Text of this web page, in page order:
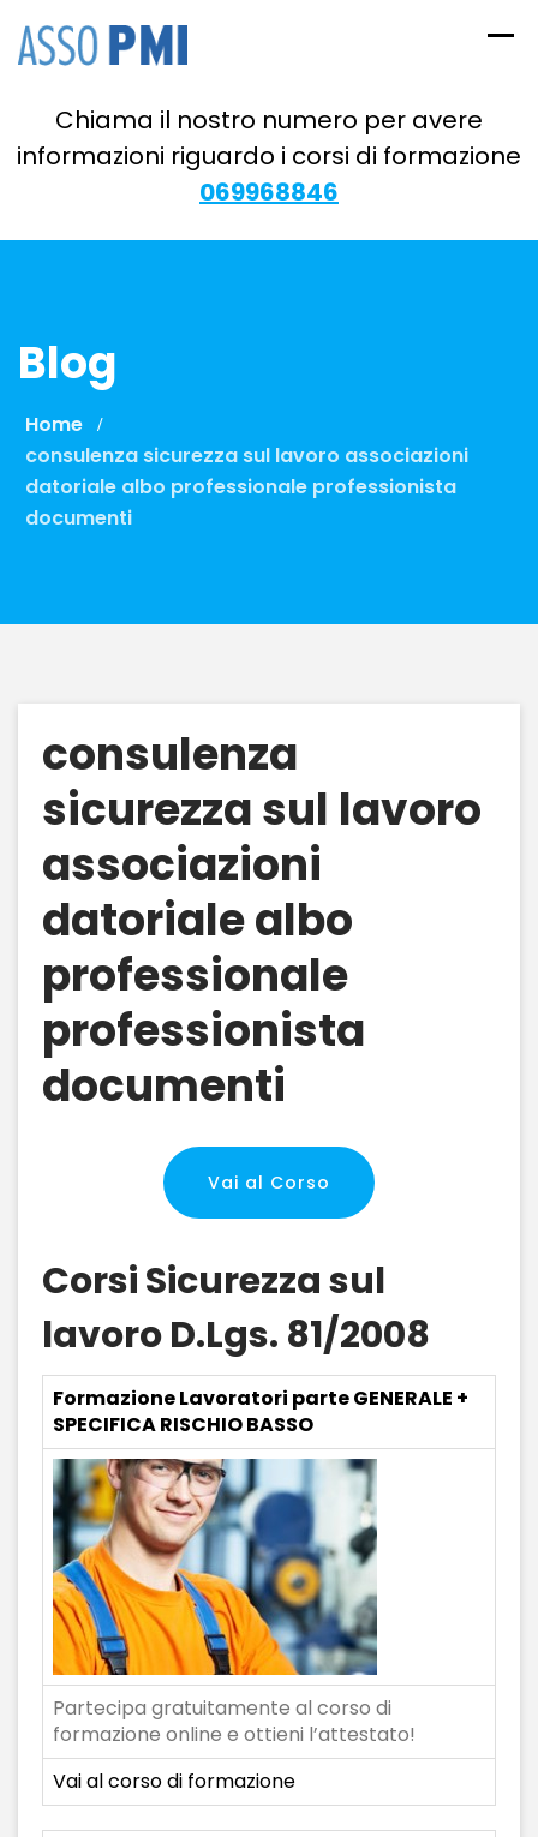
Chiama il nostro numero per avere
informazioni riguardo i corsi di formazione
069968846
Blog
Home
consulenza sicurezza sul lavoro associazioni
datoriale albo professionale professionista
documenti
consulenza
sicurezza sul lavoro
associazioni
datoriale albo
professionale
professionista
documenti
Vai al Corso
Corsi Sicurezza sul
lavoro D.Lgs. 81/2008
Formazione Lavoratori parte GENERALE +
SPECIFICA RISCHIO BASSO
Partecipa gratuitamente al corso di
formazione online e ottieni l’attestato!
Vai al corso di formazione